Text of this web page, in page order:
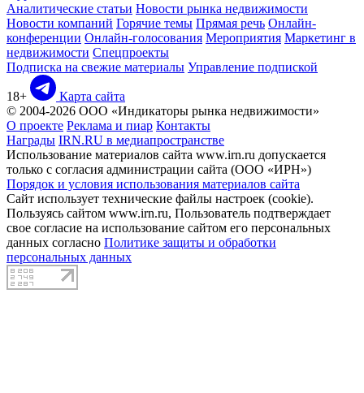
Аналитические статьи Новости рынка недвижимости
Новости компаний Горячие темы Прямая речь Онлайн-
конференции Онлайн-голосования Мероприятия Маркетинг в
недвижимости Спецпроекты
Подписка на свежие материалы Управление подпиской
18+
Карта сайта
© 2004-2026 ООО «Индикаторы рынка недвижимости»
О проекте Реклама и пиар Контакты
Награды IRN.RU в медиапространстве
Использование материалов сайта www.irn.ru допускается
только с согласия администрации сайта (ООО «ИРН»)
Порядок и условия использования материалов сайта
Сайт использует технические файлы настроек (cookie).
Пользуясь сайтом www.irn.ru, Пользователь подтверждает
свое согласие на использование сайтом его персональных
данных согласно Политике защиты и обработки
персональных данных